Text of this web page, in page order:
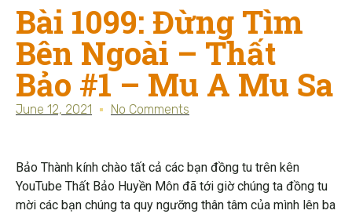
Bài 1099: Đừng Tìm
Bên Ngoài – Thất
Bảo #1 – Mu A Mu Sa
June 12, 2021 No Comments
Bảo Thành kính chào tất cả các bạn đồng tu trên kên
YouTube Thất Bảo Huyền Môn đã tới giờ chúng ta đồng tu
mời các bạn chúng ta quy ngưỡng thân tâm của mình lên ba